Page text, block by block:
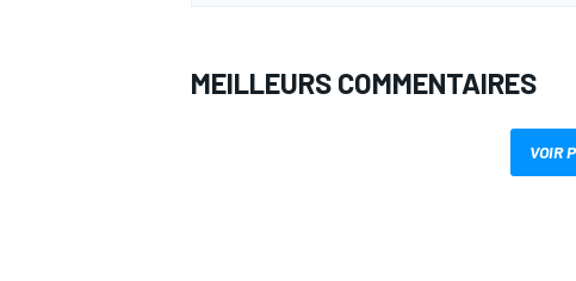
MEILLEURS COMMENTAIRES
VOIR